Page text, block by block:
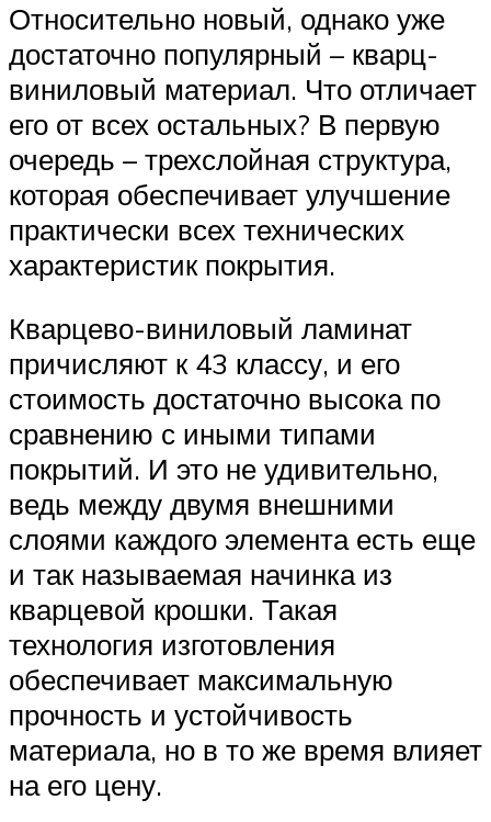
Относительно новый, однако уже
достаточно популярный – кварц-
виниловый материал. Что отличает
его от всех остальных? В первую
очередь – трехслойная структура,
которая обеспечивает улучшение
практически всех технических
характеристик покрытия.
Кварцево-виниловый ламинат
причисляют к 43 классу, и его
стоимость достаточно высока по
сравнению с иными типами
покрытий. И это не удивительно,
ведь между двумя внешними
слоями каждого элемента есть еще
и так называемая начинка из
кварцевой крошки. Такая
технология изготовления
обеспечивает максимальную
прочность и устойчивость
материала, но в то же время влияет
на его цену.